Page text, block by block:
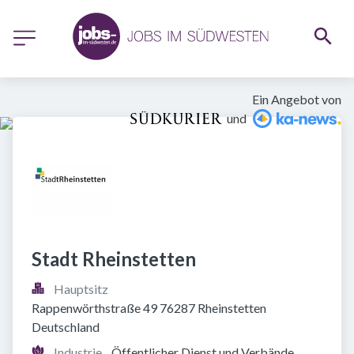
Ein Angebot von
und
Stadt Rheinstetten
Hauptsitz
Rappenwörthstraße 49 76287 Rheinstetten
Deutschland